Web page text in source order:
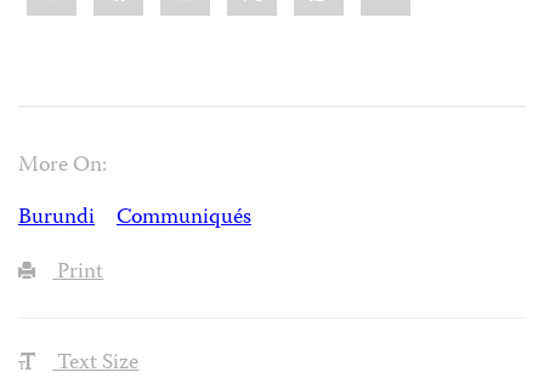
More On:
Burundi
Communiqués
Print
Text Size